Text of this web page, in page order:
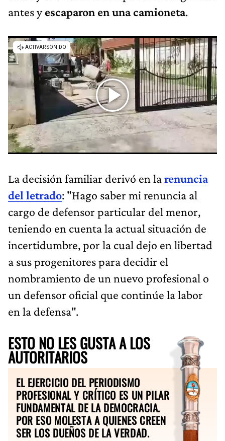
antes yescaparon en una camioneta.
La decisión familiar derivó en larenuncia
del letrado: "Hago saber mi renuncia al
cargo de defensor particular del menor,
teniendo en cuenta la actual situación de
incertidumbre, por la cual dejo en libertad
a sus progenitores para decidir el
nombramiento de un nuevo profesional o
un defensor oficial que continúe la labor
en la defensa".
ESTO NO LES GUSTA A LOS
AUTORITARIOS
EL EJERCICIO DEL PERIODISMO
PROFESIONAL Y CRÍTICO ES UN PILAR
FUNDAMENTAL DE LA DEMOCRACIA.
POR ESO MOLESTA A QUIENES CREEN
SER LOS DUEÑOS DE LA VERDAD.